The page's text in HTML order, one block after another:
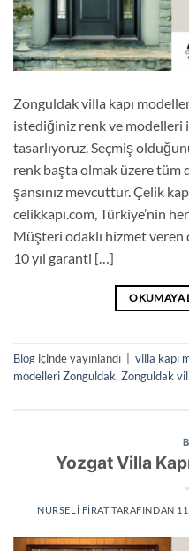
Zonguldak villa kapı
istediğiniz renk ve modelleri
tasarlıyoruz. Seçmiş
renk başta olmak üzere tüm
şansınız mevcuttur. Çelik
celikkapı.com, Türkiye’nin
Müşteri odaklı hizmet veren
10 yıl garanti […]
OKUMAYA
Blog içinde yayınlandı villa kapı
modelleri Zonguldak, Zonguldak
Yozgat Villa
NURSELI FIRATTARAFINDAN